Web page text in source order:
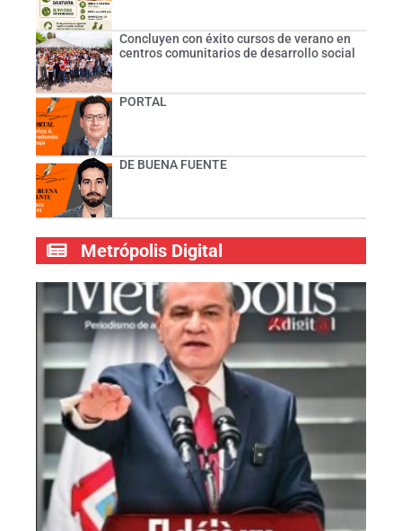
Concluyen con éxito cursos de verano en
centros comunitarios de desarrollo social
PORTAL
DE BUENA FUENTE
Metrópolis Digital